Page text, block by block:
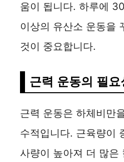
움이 됩니다. 하루에
이상의 유산소 운동을
것이 중요합니다.
근력 운동의 필요
근력 운동은 하체비만
수적입니다. 근육량이
사량이 높아져 더 많은